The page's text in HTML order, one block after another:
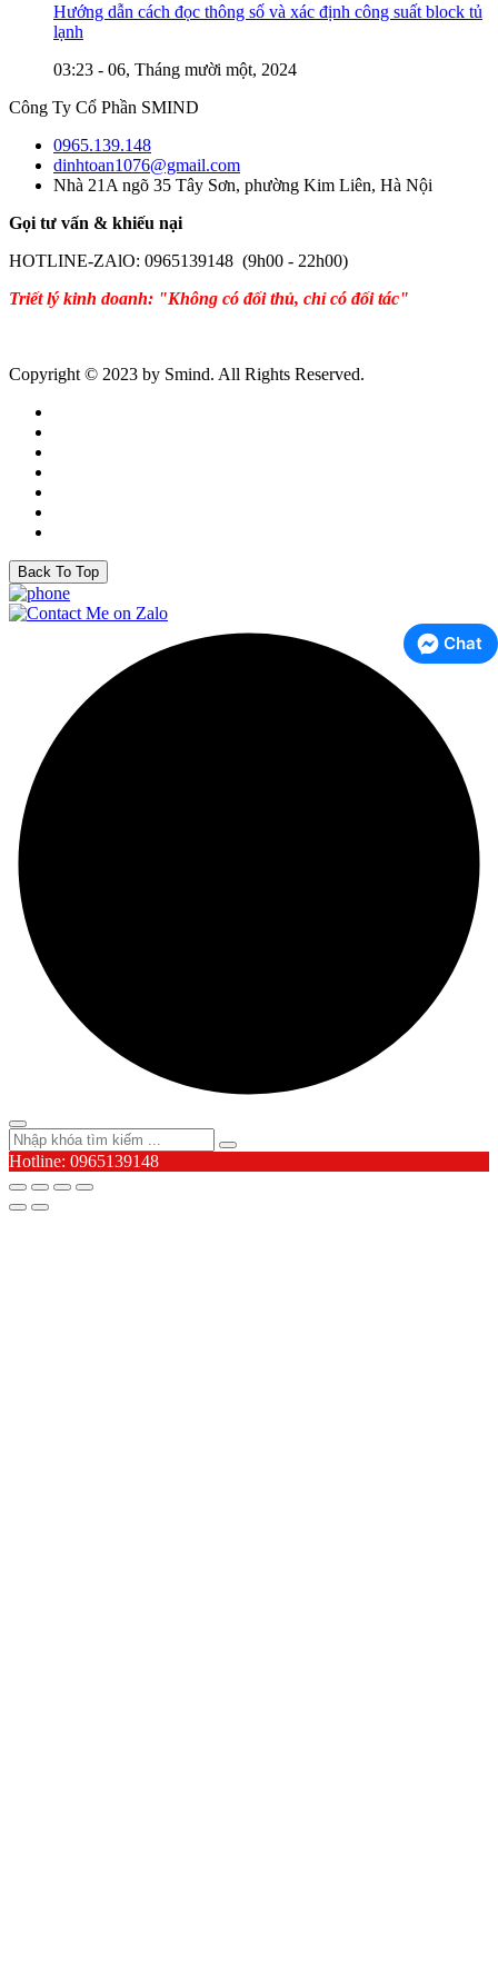
Hướng dẫn cách đọc thông số và xác định công suất block tủ
lạnh
03:23 - 06, Tháng mười một, 2024
Công Ty Cổ Phần SMIND
0965.139.148
dinhtoan1076@gmail.com
Nhà 21A ngõ 35 Tây Sơn, phường Kim Liên, Hà Nội
Gọi tư vấn & khiếu nại
HOTLINE-ZAlO: 0965139148 (9h00 - 22h00)
Triết lý kinh doanh: "Không có đối thủ, chỉ có đối tác"
Copyright © 2023 by Smind. All Rights Reserved.
Back To Top
Chat
Hotline: 0965139148